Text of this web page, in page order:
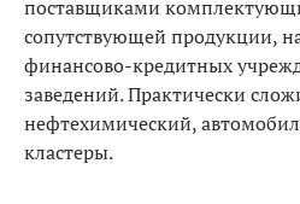
поставщиками
сопутствующей продукции,
финансово-кредитных
заведений. Практически
нефтехимический,
кластеры.